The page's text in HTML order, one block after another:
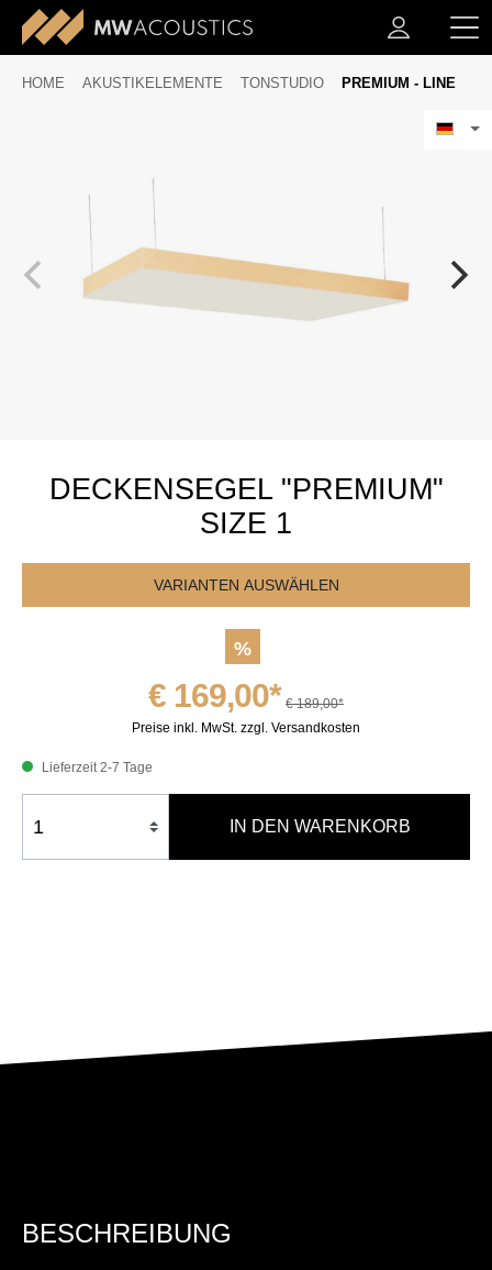
HOME AKUSTIKELEMENTE TONSTUDIO PREMIUM - LINE
DECKENSEGEL "PREMIUM"
SIZE 1
VARIANTEN AUSWÄHLEN
%
€ 169,00* € 189,00*
Preise inkl. MwSt. zzgl. Versandkosten
Lieferzeit 2-7 Tage
IN DEN WARENKORB
BESCHREIBUNG